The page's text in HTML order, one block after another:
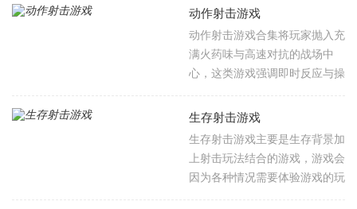
配最适合你手机的射击游戏。无
论你是追求《使命召唤》的电影
级枪战，还是偏爱《香肠派对》
的搞笑吃鸡，在这里都能找到本
要错过了哦！
中感受电影级叙事魅力，还是在
多人对抗中展现精准枪法与战术
配合，每款游戏都将带您沉浸于
硝烟弥漫的战场。高清画质与震
装系统与特殊技能树，让您既能
手持经典步枪点射破敌，每一次
扣动扳机都是技术与策略的较
量。感兴趣的朋友可千万不要错
动作射击游戏
动作射击游戏合集将玩家抛入充
满火药味与高速对抗的战场中
心，这类游戏强调即时反应与操
制、狙击枪的千里穿杨到未来武
器的能量爆破，玩家需在枪林弹
雨中穿梭闪避、利用掩体，并时
常搭配技能树、武器改装或小队
生存射击游戏
生存射击游戏主要是生存背景加
上射击玩法结合的游戏，游戏会
因为各种情况需要体验游戏的玩